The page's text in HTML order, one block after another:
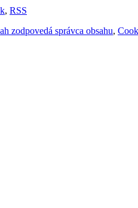
, RSS
zodpovedá správca obsahu,